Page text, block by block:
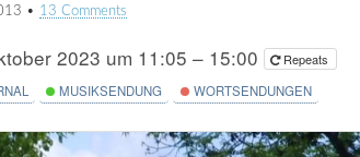
• 13 Comments
2023 um 11:05 – 15:00
Repeats
MUSIKSENDUNG WORTSENDUNGEN